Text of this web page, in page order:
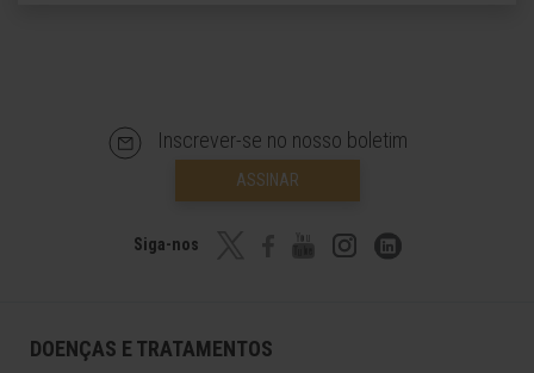
Inscrever-se no nosso boletim
ASSINAR
Siga-nos
DOENÇAS E TRATAMENTOS